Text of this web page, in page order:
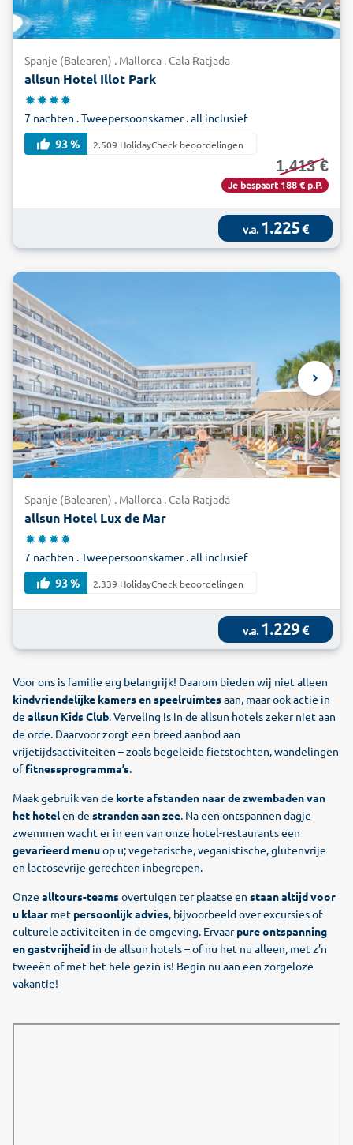
Spanje (Balearen) . Mallorca . Cala Ratjada
allsun Hotel Illot Park
7 nachten . Tweepersoonskamer . all inclusief
93 %
2.509 HolidayCheck beoordelingen
1.413 €
Je bespaart 188 € p.P.
v.a.1.225€
Spanje (Balearen) . Mallorca . Cala Ratjada
allsun Hotel Lux de Mar
7 nachten . Tweepersoonskamer . all inclusief
93 %
2.339 HolidayCheck beoordelingen
v.a.1.229€
Voor ons is familie erg belangrijk! Daarom bieden wij niet alleen
kindvriendelijke kamers en speelruimtesaan, maar ook actie in
de allsun Kids Club. Verveling is in de allsun hotels zeker niet aan
de orde. Daarvoor zorgt een breed aanbod aan
vrijetijdsactiviteiten – zoals begeleide fietstochten, wandelingen
offitnessprogramma’s.
Maak gebruik van de korte afstanden naar de zwembaden van
het hotelen de stranden aan zee. Na een ontspannen dagje
zwemmen wacht er in een van onze hotel-restaurants een
gevarieerd menuop u; vegetarische, veganistische, glutenvrije
en lactosevrije gerechten inbegrepen.
Onze alltours-teamsovertuigen ter plaatse en staan altijd voor
u klaar met persoonlijk advies, bijvoorbeeld over excursies of
culturele activiteiten in de omgeving. Ervaarpure ontspanning
en gastvrijheid in de allsun hotels – of nu het nu alleen, met z’n
tweeën of met het hele gezin is! Begin nu aan een zorgeloze
vakantie!